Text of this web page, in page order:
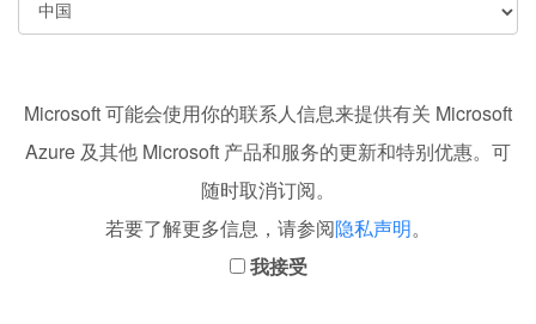
Microsoft 可能会使用你的联系人信息来提供有关 Microsoft
Azure 及其他 Microsoft 产品和服务的更新和特别优惠。可
随时取消订阅。
若要了解更多信息，请参阅隐私声明。
我接受